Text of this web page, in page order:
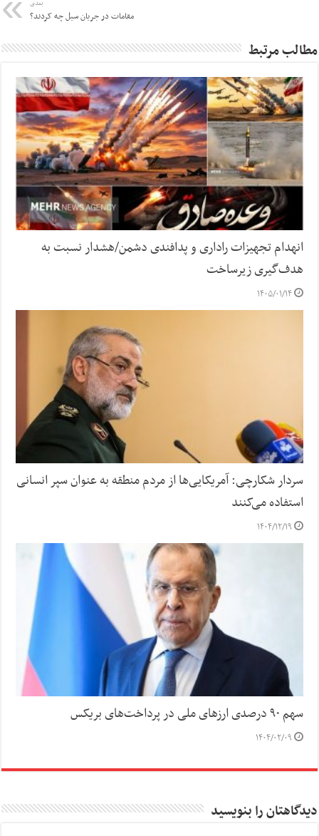
بعدی
مقامات در جریان سیل چه کردند؟
مطالب مرتبط
انهدام تجهیزات راداری و پدافندی دشمن/هشدار نسبت به
هدف‌گیری زیرساخت‌
۱۴۰۵/۰۱/۱۴
سردار شکارچی: آمریکایی‌ها از مردم منطقه به عنوان سپر انسانی
استفاده می‌کنند
۱۴۰۴/۱۲/۱۹
سهم ۹۰ درصدی ارزهای ملی در پرداخت‌های بریکس
۱۴۰۴/۰۲/۰۹
دیدگاهتان را بنویسید